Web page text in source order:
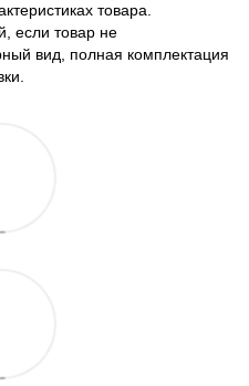
товара.
если товар не
вид, полная комплектация